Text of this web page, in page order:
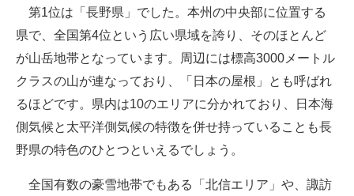
ちょっと気になるネットの話題
第1位は「長野県」でした。本州の中央部に位置する
県で、全国第4位という広い県域を誇り、そのほとんど
が山岳地帯となっています。周辺には標高3000メートル
クラスの山が連なっており、「日本の屋根」とも呼ばれ
るほどです。県内は10のエリアに分かれており、日本海
側気候と太平洋側気候の特徴を併せ持っていることも長
野県の特色のひとつといえるでしょう。
全国有数の豪雪地帯でもある「北信エリア」や、諏訪